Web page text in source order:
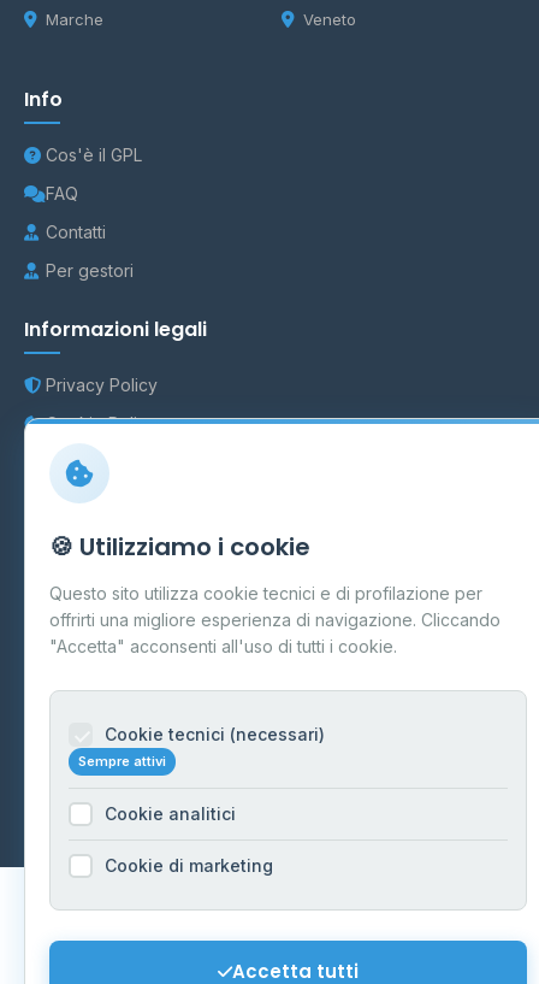
Marche Veneto
Info
Cos'è il GPL
FAQ
Contatti
Per gestori
Informazioni legali
Privacy Policy
Cookie Policy
Preferenze Cookie
Mappa del sito
Contattaci
info@distributori-gpl.it
© 2026 - Distributori di GPL -AF Project Software Agency
Carpi
Dati forniti daMinistero delle Imprese e del Made in Italy
🍪 Utilizziamo i cookie
Questo sito utilizza cookie tecnici e di profilazione per
offrirti una migliore esperienza di navigazione. Cliccando
"Accetta" acconsenti all'uso di tutti i cookie.
Cookie tecnici (necessari)
Sempre attivi
Cookie analitici
Cookie di marketing
Accetta tutti